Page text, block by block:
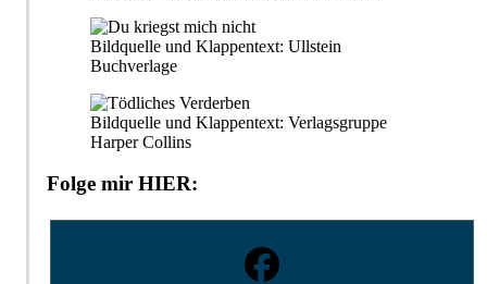
Bildquelle und Klappentext: Ullstein
Buchverlage
Bildquelle und Klappentext: Verlagsgruppe
Harper Collins
Folge mir HIER: